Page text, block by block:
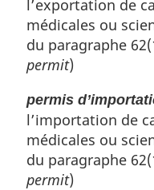
l’exportation de
médicales ou
du paragraphe
permit)
permis
l’importation de
médicales ou
du paragraphe
permit)